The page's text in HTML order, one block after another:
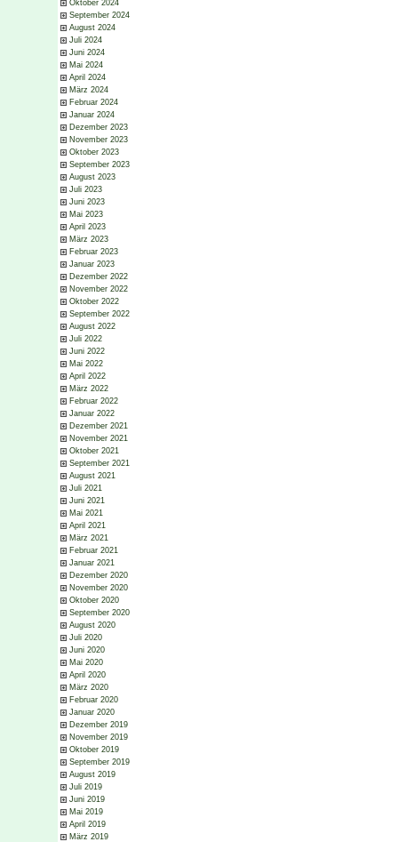
Oktober 2024
September 2024
August 2024
Juli 2024
Juni 2024
Mai 2024
April 2024
März 2024
Februar 2024
Januar 2024
Dezember 2023
November 2023
Oktober 2023
September 2023
August 2023
Juli 2023
Juni 2023
Mai 2023
April 2023
März 2023
Februar 2023
Januar 2023
Dezember 2022
November 2022
Oktober 2022
September 2022
August 2022
Juli 2022
Juni 2022
Mai 2022
April 2022
März 2022
Februar 2022
Januar 2022
Dezember 2021
November 2021
Oktober 2021
September 2021
August 2021
Juli 2021
Juni 2021
Mai 2021
April 2021
März 2021
Februar 2021
Januar 2021
Dezember 2020
November 2020
Oktober 2020
September 2020
August 2020
Juli 2020
Juni 2020
Mai 2020
April 2020
März 2020
Februar 2020
Januar 2020
Dezember 2019
November 2019
Oktober 2019
September 2019
August 2019
Juli 2019
Juni 2019
Mai 2019
April 2019
März 2019